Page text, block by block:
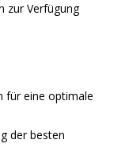
zur Verfügung
für eine optimale
der besten